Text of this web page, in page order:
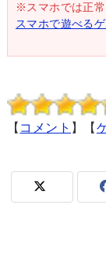
※スマホでは正常
スマホで遊べる
【 コメント 】【